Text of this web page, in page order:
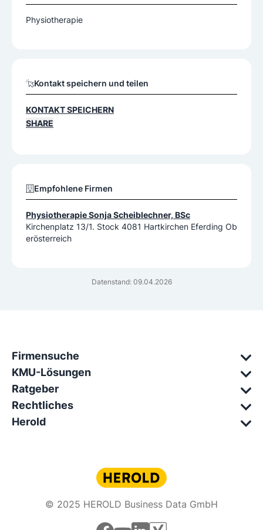
Datenstand: 09.04.2026
Physiotherapie
Kontakt speichern und teilen
KONTAKT SPEICHERN
SHARE
Empfohlene Firmen
Physiotherapie Sonja Scheiblechner, BSc
Kirchenplatz 13/1. Stock 4081 Hartkirchen Eferding Ob
erösterreich
Firmensuche
KMU-Lösungen
Ratgeber
Rechtliches
Herold
© 2025 HEROLD Business Data GmbH